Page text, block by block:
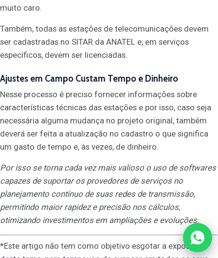
muito caro.
Também, todas as estações de telecomunicações devem
ser cadastradas no SITAR da ANATEL e, em serviços
específicos, devem ser licenciadas.
Ajustes em Campo Custam Tempo e Dinheiro
Nesse processo é preciso fornecer informações sobre
características técnicas das estações e por isso, caso seja
necessária alguma mudança no projeto original, também
deverá ser feita a atualização no cadastro o que significa
um gasto de tempo e, às vezes, de dinheiro.
Por isso se torna cada vez mais valioso o uso de softwares
capazes de suportar os provedores de serviços no
planejamento contínuo de suas redes de transmissão,
permitindo maior rapidez e precisão nos cálculos,
otimizando investimentos em ampliações e evoluções.
*Este artigo não tem como objetivo esgotar a exposição